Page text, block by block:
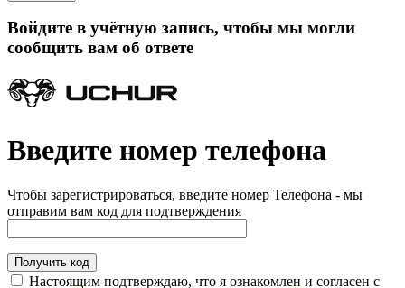
Войдите в учётную запись, чтобы мы могли
сообщить вам об ответе
Введите номер телефона
Чтобы зарегистрироваться, введите номер Телефона - мы
отправим вам код для подтверждения
Получить код
Настоящим подтверждаю, что я ознакомлен и согласен с